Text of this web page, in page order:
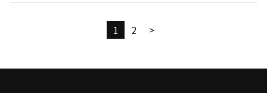
1 2 >